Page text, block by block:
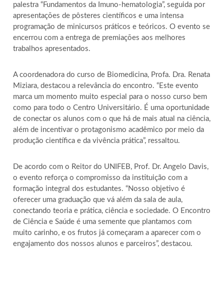
palestra “Fundamentos da Imuno-hematologia”, seguida por
apresentações de pôsteres científicos e uma intensa
programação de minicursos práticos e teóricos. O evento se
encerrou com a entrega de premiações aos melhores
trabalhos apresentados.
A coordenadora do curso de Biomedicina, Profa. Dra. Renata
Miziara, destacou a relevância do encontro. “Este evento
marca um momento muito especial para o nosso curso bem
como para todo o Centro Universitário. É uma oportunidade
de conectar os alunos com o que há de mais atual na ciência,
além de incentivar o protagonismo acadêmico por meio da
produção científica e da vivência prática”, ressaltou.
De acordo com o Reitor do UNIFEB, Prof. Dr. Angelo Davis,
o evento reforça o compromisso da instituição com a
formação integral dos estudantes. “Nosso objetivo é
oferecer uma graduação que vá além da sala de aula,
conectando teoria e prática, ciência e sociedade. O Encontro
de Ciência e Saúde é uma semente que plantamos com
muito carinho, e os frutos já começaram a aparecer com o
engajamento dos nossos alunos e parceiros”, destacou.